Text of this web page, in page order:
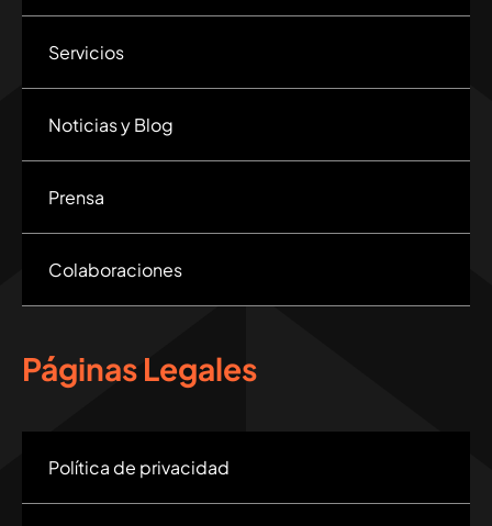
Servicios
Noticias y Blog
Prensa
Colaboraciones
Páginas Legales
Política de privacidad